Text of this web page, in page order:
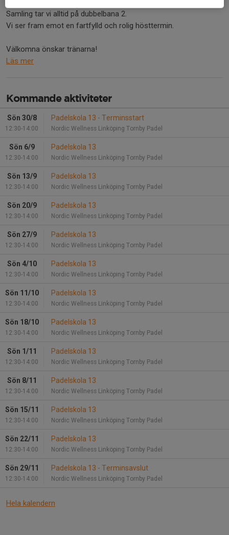
Samling tar vi alltid på dubbelbana 2.
Vi ser fram emot en fartfylld och rolig hösttermin.
Välkomna önskar tränarna!
Läs mer
Kommande aktiviteter
Sön 30/8
12:30-14:00
Padelskola 13 - Terminsstart
Nordic Wellness Linköping Tornby Padel
Sön 6/9
12:30-14:00
Padelskola 13
Nordic Wellness Linköping Tornby Padel
Sön 13/9
12:30-14:00
Padelskola 13
Nordic Wellness Linköping Tornby Padel
Sön 20/9
12:30-14:00
Padelskola 13
Nordic Wellness Linköping Tornby Padel
Sön 27/9
12:30-14:00
Padelskola 13
Nordic Wellness Linköping Tornby Padel
Sön 4/10
12:30-14:00
Padelskola 13
Nordic Wellness Linköping Tornby Padel
Sön 11/10
12:30-14:00
Padelskola 13
Nordic Wellness Linköping Tornby Padel
Sön 18/10
12:30-14:00
Padelskola 13
Nordic Wellness Linköping Tornby Padel
Sön 1/11
12:30-14:00
Padelskola 13
Nordic Wellness Linköping Tornby Padel
Sön 8/11
12:30-14:00
Padelskola 13
Nordic Wellness Linköping Tornby Padel
Sön 15/11
12:30-14:00
Padelskola 13
Nordic Wellness Linköping Tornby Padel
Sön 22/11
12:30-14:00
Padelskola 13
Nordic Wellness Linköping Tornby Padel
Sön 29/11
12:30-14:00
Padelskola 13 - Terminsavslut
Nordic Wellness Linköping Tornby Padel
Hela kalendern